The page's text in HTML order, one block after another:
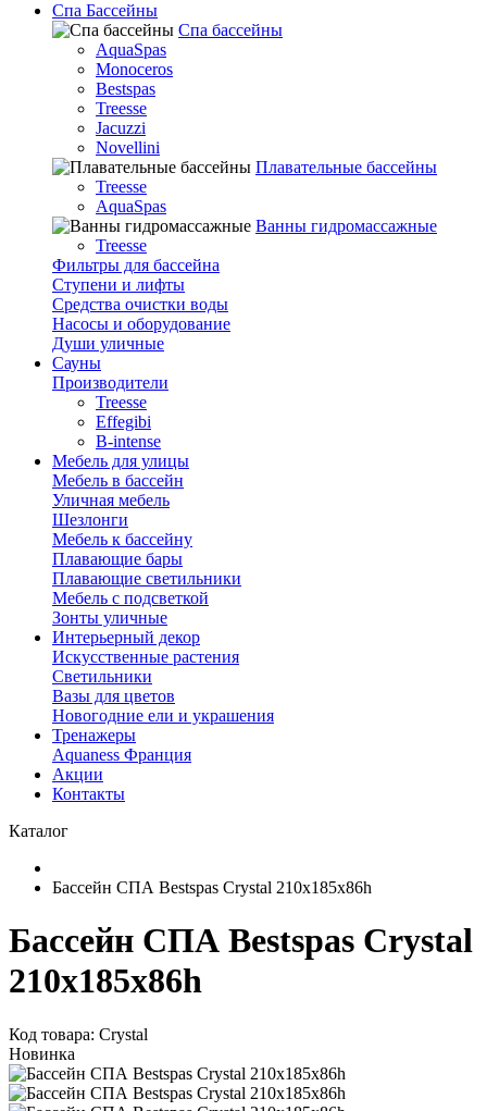
Спа Бассейны
Спа бассейны
AquaSpas
Monoceros
Bestspas
Treesse
Jacuzzi
Novellini
Плавательные бассейны
Treesse
AquaSpas
Ванны гидромассажные
Treesse
Фильтры для бассейна
Ступени и лифты
Средства очистки воды
Насосы и оборудование
Души уличные
Сауны
Производители
Treesse
Effegibi
B-intense
Мебель для улицы
Мебель в бассейн
Уличная мебель
Шезлонги
Мебель к бассейну
Плавающие бары
Плавающие светильники
Мебель с подсветкой
Зонты уличные
Интерьерный декор
Искусственные растения
Светильники
Вазы для цветов
Новогодние ели и украшения
Тренажеры
Aquaness Франция
Акции
Контакты
Каталог
Бассейн СПА Bestspas Crystal 210х185х86h
Бассейн СПА Bestspas Crystal
210х185х86h
Код товара: Crystal
Новинка